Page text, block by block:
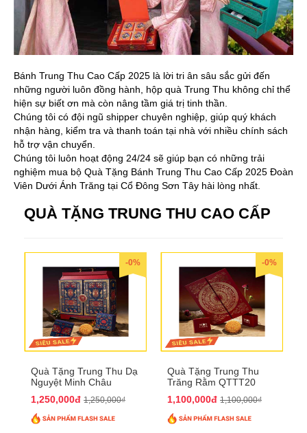
Bánh Trung Thu Cao Cấp 2025 là lời tri ân sâu sắc gửi đến
những người luôn đồng hành, hộp quà Trung Thu không chỉ thể
hiện sự biết ơn mà còn nâng tầm giá trị tinh thần.
Chúng tôi có đội ngũ shipper chuyên nghiệp, giúp quý khách
nhận hàng, kiểm tra và thanh toán tại nhà với nhiều chính sách
hỗ trợ vận chuyển.
Chúng tôi luôn hoạt động 24/24 sẽ giúp bạn có những trải
nghiệm mua bộ Quà Tặng Bánh Trung Thu Cao Cấp 2025 Đoàn
Viên Dưới Ánh Trăng tại Cổ Đông Sơn Tây hài lòng nhất.
QUÀ TẶNG TRUNG THU CAO CẤP
-0%
Quà Tặng Trung Thu Dạ
Nguyệt Minh Châu
1,250,000đ 1,250,000₫
-0%
Quà Tặng Trung Thu
Trăng Rằm QTTT20
1,100,000đ 1,100,000₫